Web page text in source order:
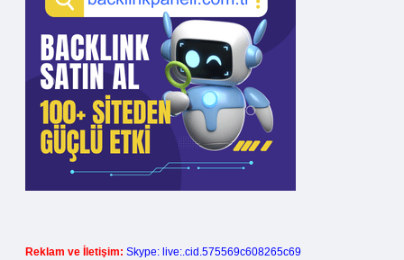
Reklam ve İletişim: Skype: live:.cid.575569c608265c69